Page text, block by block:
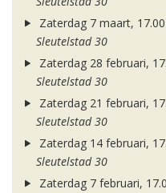
Zaterdag 7 maart,
Sleutelstad 30
Zaterdag 28 februari,
Sleutelstad 30
Zaterdag 21 februari,
Sleutelstad 30
Zaterdag 14 februari,
Sleutelstad 30
Zaterdag 7 februari,